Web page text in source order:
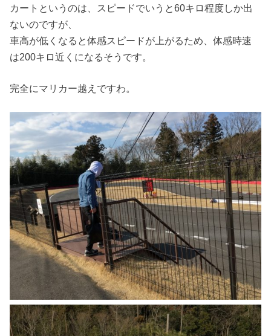
カートというのは、スピードでいうと60キロ程度しか出
ないのですが、
車高が低くなると体感スピードが上がるため、体感時速
は200キロ近くになるそうです。
完全にマリカー越えですわ。